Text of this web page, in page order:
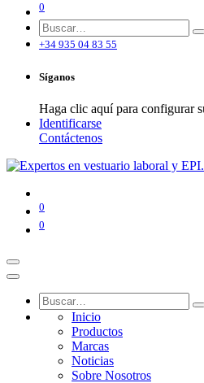
0
+34 935 04 83 55
Síganos
Haga clic aquí para configurar
Identificarse
Contáctenos
0
0
Inicio
Productos
Marcas
Noticias
Sobre Nosotros